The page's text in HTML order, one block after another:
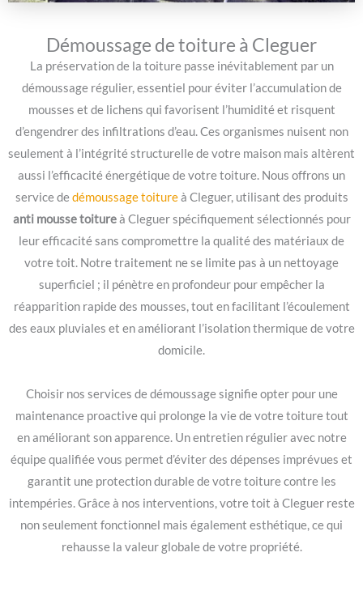
Démoussage de toiture à Cleguer
La préservation de la toiture passe inévitablement par un
démoussage régulier, essentiel pour éviter l’accumulation de
mousses et de lichens qui favorisent l’humidité et risquent
d’engendrer des infiltrations d’eau. Ces organismes nuisent non
seulement à l’intégrité structurelle de votre maison mais altèrent
aussi l’efficacité énergétique de votre toiture. Nous offrons un
service dedémoussage toitureà Cleguer, utilisant des produits
anti mousse toitureà Cleguer spécifiquement sélectionnés pour
leur efficacité sans compromettre la qualité des matériaux de
votre toit. Notre traitement ne se limite pas à un nettoyage
superficiel ; il pénètre en profondeur pour empêcher la
réapparition rapide des mousses, tout en facilitant l’écoulement
des eaux pluviales et en améliorant l’isolation thermique de votre
domicile.
Choisir nos services de démoussage signifie opter pour une
maintenance proactive qui prolonge la vie de votre toiture tout
en améliorant son apparence. Un entretien régulier avec notre
équipe qualifiée vous permet d’éviter des dépenses imprévues et
garantit une protection durable de votre toiture contre les
intempéries. Grâce à nos interventions, votre toit à Cleguer reste
non seulement fonctionnel mais également esthétique, ce qui
rehausse la valeur globale de votre propriété.